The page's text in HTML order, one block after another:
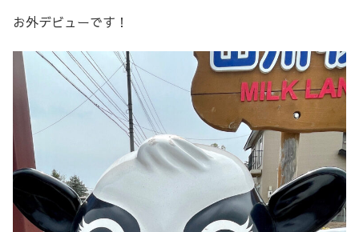
お外デビューです！